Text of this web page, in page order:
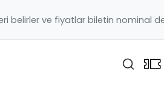
belirler ve fiyatlar biletin nominal